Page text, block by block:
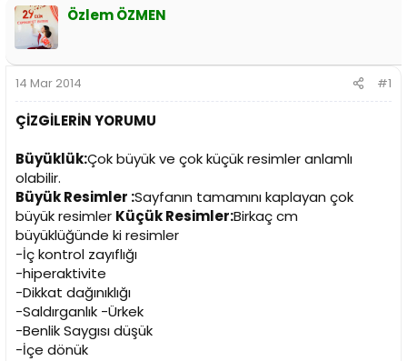
Özlem ÖZMEN
14 Mar 2014 #1
ÇİZGİLERİN YORUMU
Büyüklük:Çok büyük ve çok küçük resimler anlamlı
olabilir.
Büyük Resimler :Sayfanın tamamını kaplayan çok
büyük resimler Küçük Resimler:Birkaç cm
büyüklüğünde ki resimler
-İç kontrol zayıflığı
-hiperaktivite
-Dikkat dağınıklığı
-Saldırganlık -Ürkek
-Benlik Saygısı düşük
-İçe dönük